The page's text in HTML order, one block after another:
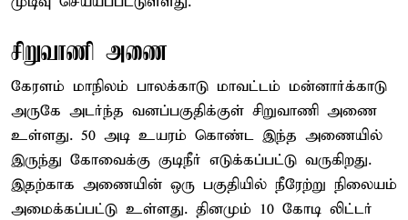
சிறுவாணி அணை
கேரளம் மாநிலம் பாலக்காடு மாவட்டம் மன்னார்க்காடு
அருகே அடர்ந்த வனப்பகுதிக்குள் சிறுவாணி அணை
உள்ளது. 50 அடி உயரம் கொண்ட இந்த அணையில்
இருந்து கோவைக்கு குடிநீர் எடுக்கப்பட்டு வருகிறது.
இதற்காக அணையின் ஒரு பகுதியில் நீரேற்று நிலையம்
அமைக்கப்பட்டு உள்ளது. தினமும் 10 கோடி லிட்டர்